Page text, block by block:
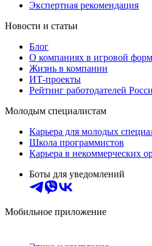
Экспертная рекомендация
Новости и статьи
Блог
О компаниях в игровой
Жизнь в компании
ИТ-проекты
Рейтинг работодателей
Молодым специалистам
Карьера для молодых
Школа программистов
Карьера в некоммерческих
Боты для уведомлений
Мобильное приложение